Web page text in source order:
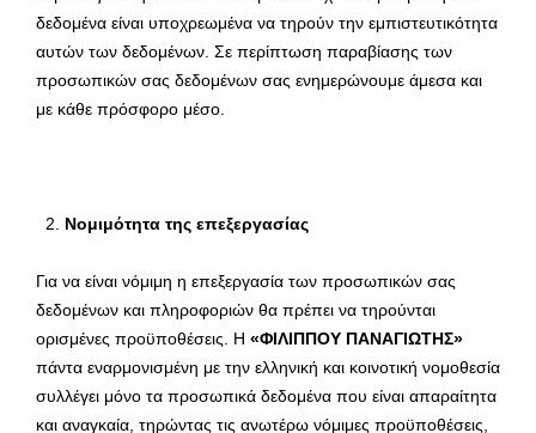
δεδομένα είναι υποχρεωμένα να τηρούν την εμπιστευτικότητα
αυτών των δεδομένων. Σε περίπτωση παραβίασης των
προσωπικών σας δεδομένων σας ενημερώνουμε άμεσα και
με κάθε πρόσφορο μέσο.
Νομιμότητα της επεξεργασίας
Για να είναι νόμιμη η επεξεργασία των προσωπικών σας
δεδομένων και πληροφοριών θα πρέπει να τηρούνται
ορισμένες προϋποθέσεις. Η «ΦΙΛΙΠΠΟΥ ΠΑΝΑΓΙΩΤΗΣ»
πάντα εναρμονισμένη με την ελληνική και κοινοτική νομοθεσία
συλλέγει μόνο τα προσωπικά δεδομένα που είναι απαραίτητα
και αναγκαία, τηρώντας τις ανωτέρω νόμιμες προϋποθέσεις,